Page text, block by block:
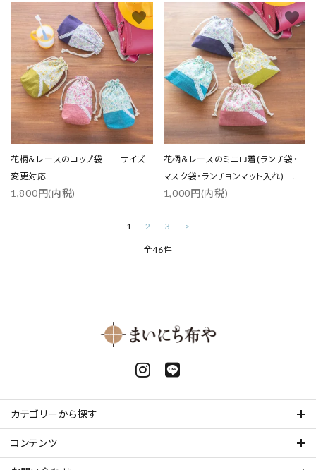
花柄＆レースのコップ袋 ｜サイズ
変更対応
1,800円(内税)
favorite
花柄＆レースのミニ巾着(ランチ袋・
マスク袋・ランチョンマット入れ) ｜
サイズ変更対応
1,000円(内税)
favorite
1 2 3 >
全46件
カテゴリーから探す
コンテンツ